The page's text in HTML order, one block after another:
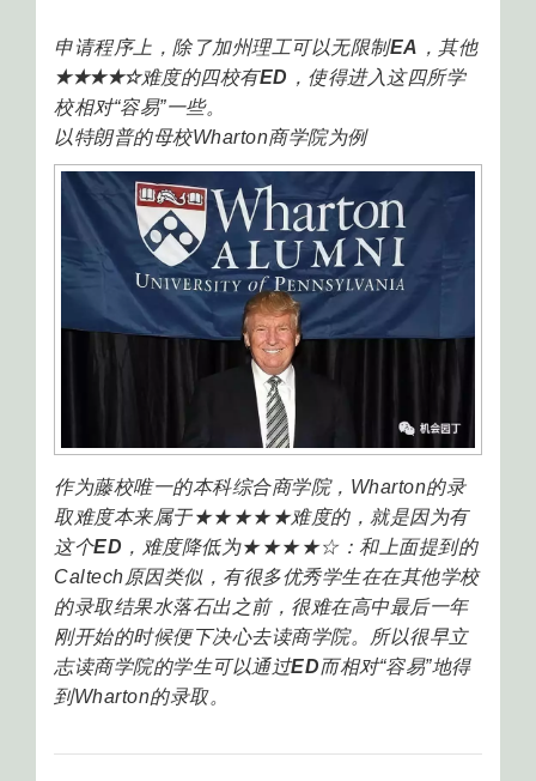
申请程序上，除了加州理工可以无限制EA ，其他
★★★★☆难度的四校有ED ，使得进入这四所学
校相对“容易”一些。
以特朗普的母校Wharton商学院为例
作为藤校唯一的本科综合商学院，Wharton的录
取难度本来属于★★★★★难度的，就是因为有
这个ED ，难度降低为★★★★☆：和上面提到的
Caltech原因类似，有很多优秀学生在在其他学校
的录取结果水落石出之前，很难在高中最后一年
刚开始的时候便下决心去读商学院。所以很早立
志读商学院的学生可以通过ED而相对“容易”地得
到Wharton的录取。